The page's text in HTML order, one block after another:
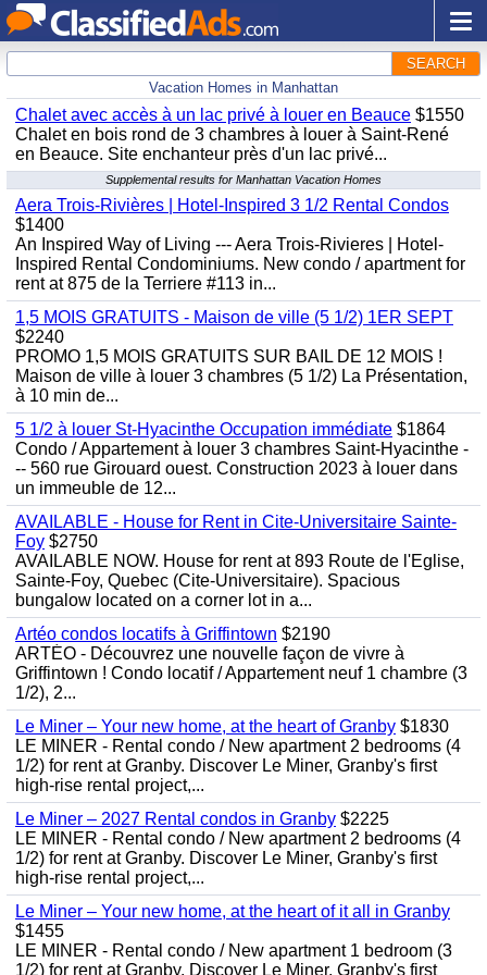
SEARCH
Vacation Homes in Manhattan
Chalet avec accès à un lac privé à louer en Beauce $1550
Chalet en bois rond de 3 chambres à louer à Saint-René
en Beauce. Site enchanteur près d'un lac privé...
Supplemental results for Manhattan Vacation Homes
Aera Trois-Rivières | Hotel-Inspired 3 1/2 Rental Condos
$1400
An Inspired Way of Living --- Aera Trois-Rivieres | Hotel-
Inspired Rental Condominiums. New condo / apartment for
rent at 875 de la Terriere #113 in...
1,5 MOIS GRATUITS - Maison de ville (5 1/2) 1ER SEPT
$2240
PROMO 1,5 MOIS GRATUITS SUR BAIL DE 12 MOIS !
Maison de ville à louer 3 chambres (5 1/2) La Présentation,
à 10 min de...
5 1/2 à louer St-Hyacinthe Occupation immédiate $1864
Condo / Appartement à louer 3 chambres Saint-Hyacinthe -
-- 560 rue Girouard ouest. Construction 2023 à louer dans
un immeuble de 12...
AVAILABLE - House for Rent in Cite-Universitaire Sainte-
Foy $2750
AVAILABLE NOW. House for rent at 893 Route de l'Eglise,
Sainte-Foy, Quebec (Cite-Universitaire). Spacious
bungalow located on a corner lot in a...
Artéo condos locatifs à Griffintown $2190
ARTÉO - Découvrez une nouvelle façon de vivre à
Griffintown ! Condo locatif / Appartement neuf 1 chambre (3
1/2), 2...
Le Miner – Your new home, at the heart of Granby $1830
LE MINER - Rental condo / New apartment 2 bedrooms (4
1/2) for rent at Granby. Discover Le Miner, Granby's first
high-rise rental project,...
Le Miner – 2027 Rental condos in Granby $2225
LE MINER - Rental condo / New apartment 2 bedrooms (4
1/2) for rent at Granby. Discover Le Miner, Granby's first
high-rise rental project,...
Le Miner – Your new home, at the heart of it all in Granby
$1455
LE MINER - Rental condo / New apartment 1 bedroom (3
1/2) for rent at Granby. Discover Le Miner, Granby's first